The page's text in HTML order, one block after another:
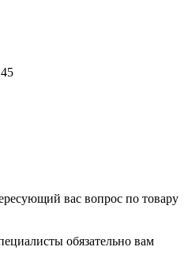
вас вопрос по товару
обязательно вам